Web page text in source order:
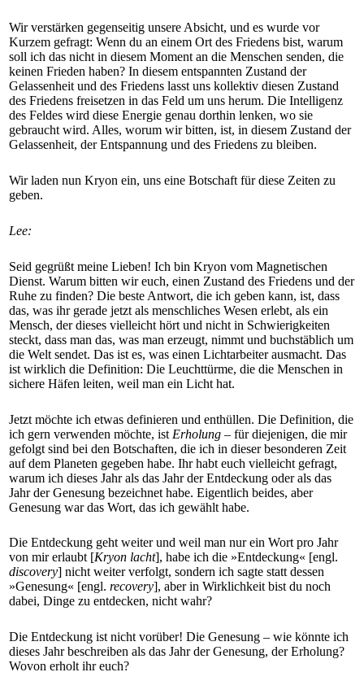
Wir verstärken gegenseitig unsere Absicht, und es wurde vor
Kurzem gefragt: Wenn du an einem Ort des Friedens bist, warum
soll ich das nicht in diesem Moment an die Menschen senden, die
keinen Frieden haben? In diesem entspannten Zustand der
Gelassenheit und des Friedens lasst uns kollektiv diesen Zustand
des Friedens freisetzen in das Feld um uns herum. Die Intelligenz
des Feldes wird diese Energie genau dorthin lenken, wo sie
gebraucht wird. Alles, worum wir bitten, ist, in diesem Zustand der
Gelassenheit, der Entspannung und des Friedens zu bleiben.
Wir laden nun Kryon ein, uns eine Botschaft für diese Zeiten zu
geben.
Lee:
Seid gegrüßt meine Lieben! Ich bin Kryon vom Magnetischen
Dienst. Warum bitten wir euch, einen Zustand des Friedens und der
Ruhe zu finden? Die beste Antwort, die ich geben kann, ist, dass
das, was ihr gerade jetzt als menschliches Wesen erlebt, als ein
Mensch, der dieses vielleicht hört und nicht in Schwierigkeiten
steckt, dass man das, was man erzeugt, nimmt und buchstäblich um
die Welt sendet. Das ist es, was einen Lichtarbeiter ausmacht. Das
ist wirklich die Definition: Die Leuchttürme, die die Menschen in
sichere Häfen leiten, weil man ein Licht hat.
Jetzt möchte ich etwas definieren und enthüllen. Die Definition, die
ich gern verwenden möchte, ist Erholung – für diejenigen, die mir
gefolgt sind bei den Botschaften, die ich in dieser besonderen Zeit
auf dem Planeten gegeben habe. Ihr habt euch vielleicht gefragt,
warum ich dieses Jahr als das Jahr der Entdeckung oder als das
Jahr der Genesung bezeichnet habe. Eigentlich beides, aber
Genesung war das Wort, das ich gewählt habe.
Die Entdeckung geht weiter und weil man nur ein Wort pro Jahr
von mir erlaubt [Kryon lacht], habe ich die »Entdeckung« [engl.
discovery] nicht weiter verfolgt, sondern ich sagte statt dessen
»Genesung« [engl. recovery], aber in Wirklichkeit bist du noch
dabei, Dinge zu entdecken, nicht wahr?
Die Entdeckung ist nicht vorüber! Die Genesung – wie könnte ich
dieses Jahr beschreiben als das Jahr der Genesung, der Erholung?
Wovon erholt ihr euch?